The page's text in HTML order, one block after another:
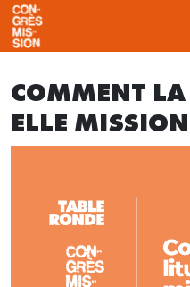
COMMENT
ELLE